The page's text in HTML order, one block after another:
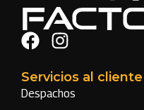
Servicios al cliente
Despachos